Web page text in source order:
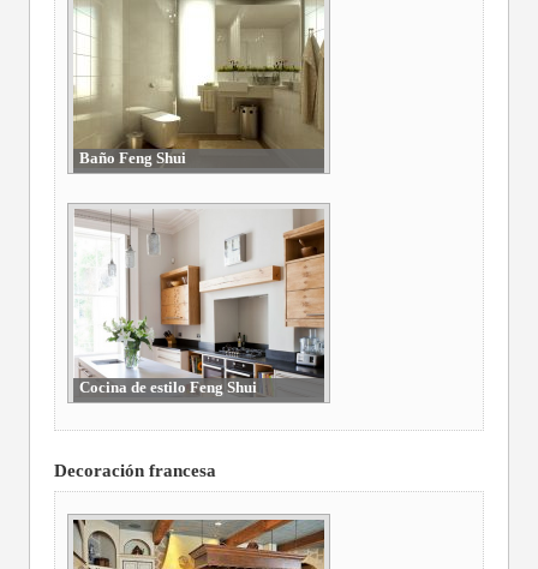
Baño Feng Shui
Cocina de estilo Feng Shui
Decoración francesa